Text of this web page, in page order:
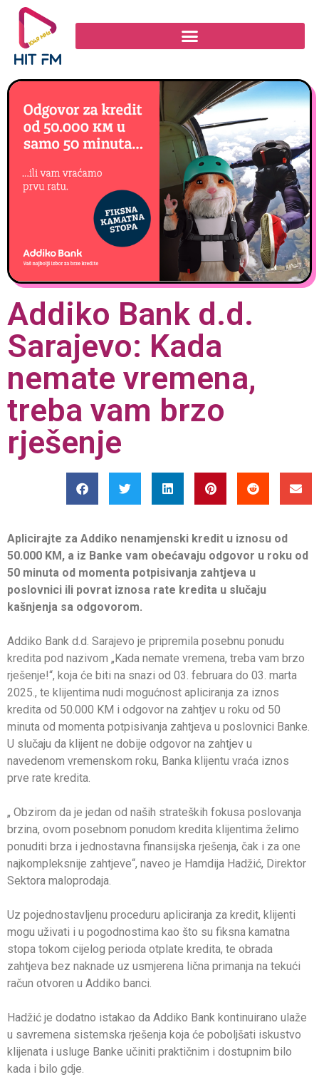
Addiko Bank d.d.
Sarajevo: Kada
nemate vremena,
treba vam brzo
rješenje
Aplicirajte za Addiko nenamjenski kredit u iznosu od
50.000 KM, a iz Banke vam obećavaju odgovor u roku od
50 minuta od momenta potpisivanja zahtjeva u
poslovnici ili povrat iznosa rate kredita u slučaju
kašnjenja sa odgovorom.
Addiko Bank d.d. Sarajevo je pripremila posebnu ponudu
kredita pod nazivom „Kada nemate vremena, treba vam brzo
rješenje!“, koja će biti na snazi od 03. februara do 03. marta
2025., te klijentima nudi mogućnost apliciranja za iznos
kredita od 50.000 KM i odgovor na zahtjev u roku od 50
minuta od momenta potpisivanja zahtjeva u poslovnici Banke.
U slučaju da klijent ne dobije odgovor na zahtjev u
navedenom vremenskom roku, Banka klijentu vraća iznos
prve rate kredita.
„ Obzirom da je jedan od naših strateških fokusa poslovanja
brzina, ovom posebnom ponudom kredita klijentima želimo
ponuditi brza i jednostavna finansijska rješenja, čak i za one
najkompleksnije zahtjeve“, naveo je Hamdija Hadžić, Direktor
Sektora maloprodaja.
Uz pojednostavljenu proceduru apliciranja za kredit, klijenti
mogu uživati i u pogodnostima kao što su fiksna kamatna
stopa tokom cijelog perioda otplate kredita, te obrada
zahtjeva bez naknade uz usmjerena lična primanja na tekući
račun otvoren u Addiko banci.
Hadžić je dodatno istakao da Addiko Bank kontinuirano ulaže
u savremena sistemska rješenja koja će poboljšati iskustvo
klijenata i usluge Banke učiniti praktičnim i dostupnim bilo
kada i bilo gdje.